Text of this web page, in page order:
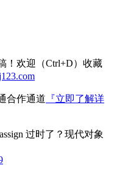
！欢迎（Ctrl+D）收藏
合作通道 『立即了解详
过时了？现代对象